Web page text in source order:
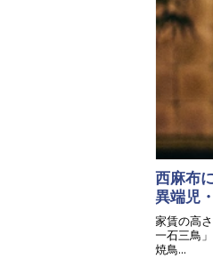
西麻布
異端児
家賃の高
一石三鳥
焼鳥...